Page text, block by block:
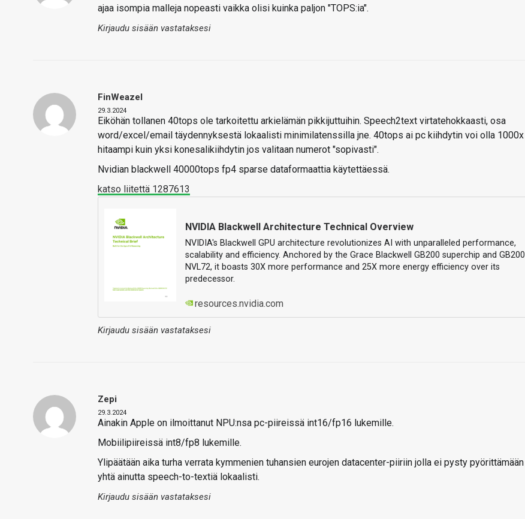
ajaa isompia malleja nopeasti vaikka olisi kuinka paljon "TOPS:ia".
Kirjaudu sisään vastataksesi
FinWeazel
29.3.2024
Eiköhän tollanen 40tops ole tarkoitettu arkielämän pikkijuttuihin. Speech2text virtatehokkaasti, osa
word/excel/email täydennyksestä lokaalisti minimilatenssilla jne. 40tops ai pc kiihdytin voi olla 1000x
hitaampi kuin yksi konesalikiihdytin jos valitaan numerot "sopivasti".
Nvidian blackwell 40000tops fp4 sparse dataformaattia käytettäessä.
katso liitettä 1287613
NVIDIA Blackwell Architecture Technical Overview
NVIDIA's Blackwell GPU architecture revolutionizes AI with unparalleled performance,
scalability and efficiency. Anchored by the Grace Blackwell GB200 superchip and GB200
NVL72, it boasts 30X more performance and 25X more energy efficiency over its
predecessor.
resources.nvidia.com
Kirjaudu sisään vastataksesi
Zepi
29.3.2024
Ainakin Apple on ilmoittanut NPU:nsa pc-piireissä int16/fp16 lukemille.
Mobiilipiireissä int8/fp8 lukemille.
Ylipäätään aika turha verrata kymmenien tuhansien eurojen datacenter-piiriin jolla ei pysty pyörittämään
yhtä ainutta speech-to-textiä lokaalisti.
Kirjaudu sisään vastataksesi